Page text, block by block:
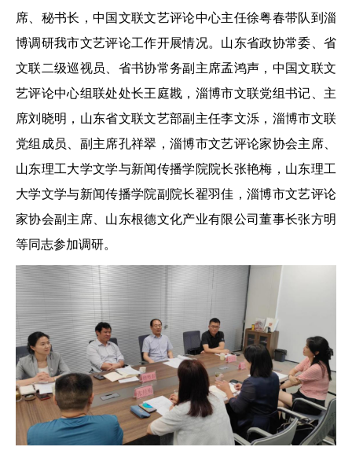
席、秘书长，中国文联文艺评论中心主任徐粤春带队到淄
博调研我市文艺评论工作开展情况。山东省政协常委、省
文联二级巡视员、省书协常务副主席孟鸿声，中国文联文
艺评论中心组联处处长王庭戡，淄博市文联党组书记、主
席刘晓明，山东省文联文艺部副主任李文泺，淄博市文联
党组成员、副主席孔祥翠，淄博市文艺评论家协会主席、
山东理工大学文学与新闻传播学院院长张艳梅，山东理工
大学文学与新闻传播学院副院长翟羽佳，淄博市文艺评论
家协会副主席、山东根德文化产业有限公司董事长张方明
等同志参加调研。